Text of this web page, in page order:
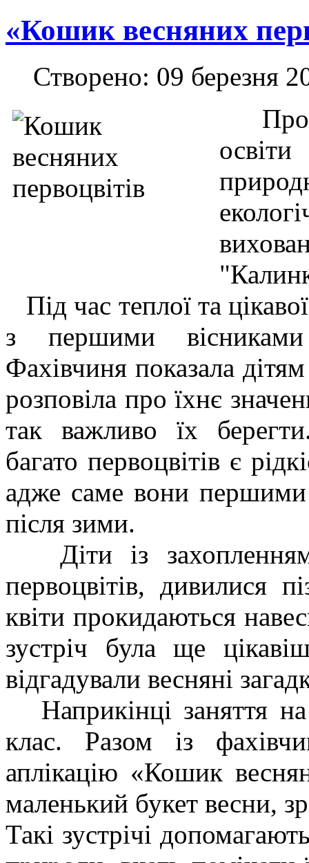
«Кошик весняних
Створено: 09 березня
Під час теплої та
з першими
Фахівчиня показала
розповіла про їхнє
так важливо їх
багато первоцвітів є
адже саме вони
після зими.
Діти із захопленням
первоцвітів, дивилися
квіти прокидаються
зустріч була ще
відгадували весняні
Наприкінці заняття
клас. Разом із
аплікацію «Кошик
маленький букет весни,
Такі зустрічі